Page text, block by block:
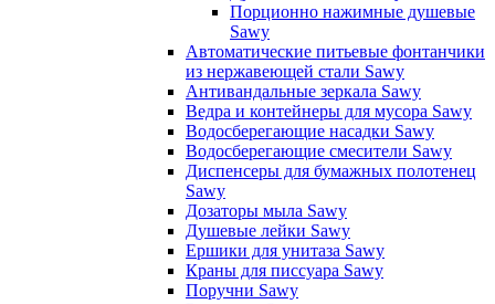
Порционно нажимные душевые
Sawy
Автоматические питьевые фонтанчики
из нержавеющей стали Sawy
Антивандальные зеркала Sawy
Ведра и контейнеры для мусора Sawy
Водосберегающие насадки Sawy
Водосберегающие смесители Sawy
Диспенсеры для бумажных полотенец
Sawy
Дозаторы мыла Sawy
Душевые лейки Sawy
Ершики для унитаза Sawy
Краны для писсуара Sawy
Поручни Sawy